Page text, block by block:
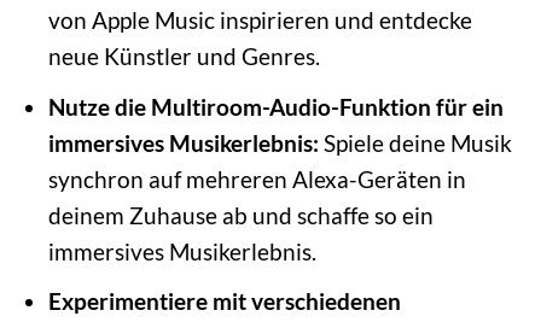
von Apple Music inspirieren und entdecke
neue Künstler und Genres.
Nutze die Multiroom-Audio-Funktion für ein
immersives Musikerlebnis: Spiele deine Musik
synchron auf mehreren Alexa-Geräten in
deinem Zuhause ab und schaffe so ein
immersives Musikerlebnis.
Experimentiere mit verschiedenen